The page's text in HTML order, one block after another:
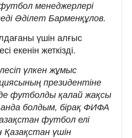
менеджерлері
Әділет Барменқұлов.
үшін алғыс
екенін жеткізді.
үлкен жұмыс
президентіне
футболды қалай жақсы
болдым, бірақ ФИФА
футбол елі
үшін